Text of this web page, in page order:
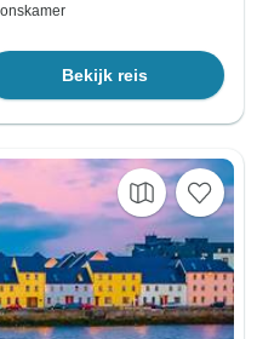
Bekijk reis